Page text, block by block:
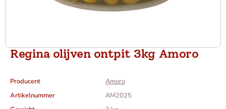
Regina olijven ontpit 3kg Amoro
Producent
Amoro
Artikelnummer
AM2025